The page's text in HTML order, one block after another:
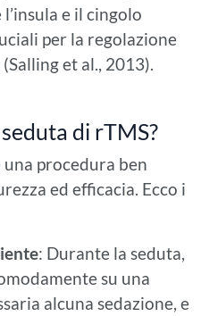
e il cingolo
per la regolazione
et al., 2013).
di rTMS?
una procedura ben
ed efficacia. Ecco i
: Durante la seduta,
su una
alcuna sedazione, e